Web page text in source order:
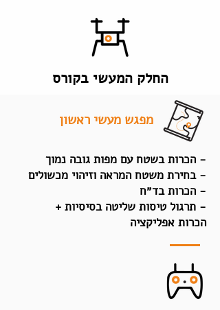
החלק המעשי בקורס
מפגש מעשי ראשון
- הכרות בשטח עם מפות גובה נמוך
- בחירת משטח המראה וזיהוי מכשולים
- הכרות בד״ח
- תרגול טיסות שליטה בסיסיות +
הכרות אפליקציה